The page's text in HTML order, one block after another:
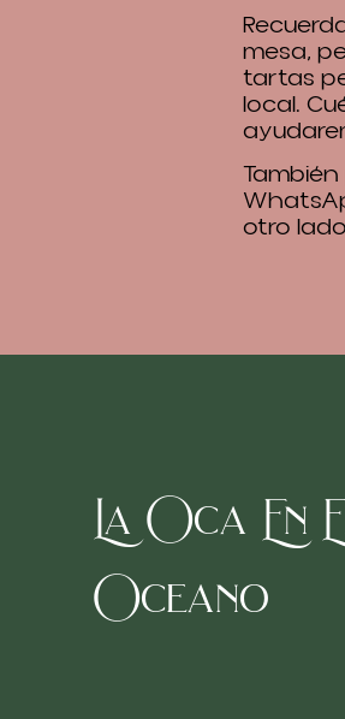
mesa,
tartas
local.
otro
La Oca En
Oceano